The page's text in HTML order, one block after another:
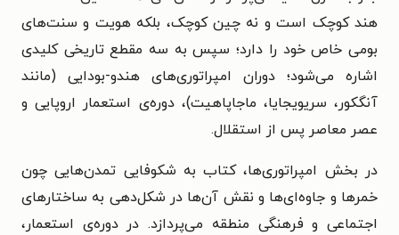
هند کوچک است و نه چین کوچک، بلکه هویت و سنت‌های
بومی خاص خود را دارد؛ سپس به سه مقطع تاریخی کلیدی
اشاره می‌شود؛ دوران امپراتوری‌های هندو-بودایی (مانند
آنگکور، سریویجایا، ماجاپاهیت)، دوره‌ی استعمار اروپایی و
عصر معاصر پس از استقلال.
در بخش امپراتوری‌ها، کتاب به شکوفایی تمدن‌هایی چون
خمرها و جاوه‌ای‌ها و نقش آن‌ها در شکل‌دهی به ساختارهای
اجتماعی و فرهنگی منطقه می‌پردازد. در دوره‌ی استعمار،